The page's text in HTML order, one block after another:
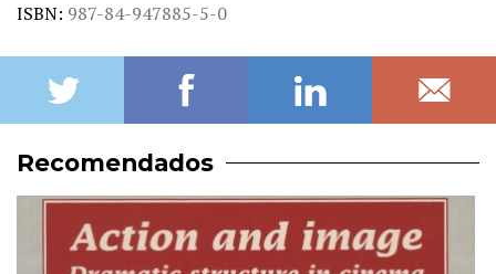
ISBN 987-84-947885-5-0
Recomendados